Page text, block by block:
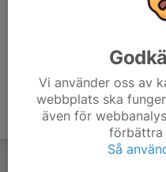
Vi använder oss av
webbplats ska
även för
förbättra
Så